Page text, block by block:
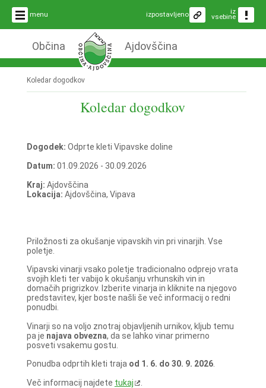
menu iz
vsebine
izpostavljeno
Občina Ajdovščina
Koledar dogodkov
Koledar dogodkov
Dogodek: Odprte kleti Vipavske doline
Datum: 01.09.2026 - 30.09.2026
Kraj: Ajdovščina
Lokacija: Ajdovščina, Vipava
Priložnosti za okušanje vipavskih vin pri vinarjih. Vse
poletje.
Vipavski vinarji vsako poletje tradicionalno odprejo vrata
svojih kleti ter vabijo k okušanju vrhunskih vin in
domačih prigrizkov. Izberite vinarja in kliknite na njegovo
predstavitev, kjer boste našli še več informacij o redni
ponudbi.
Vinarji so na voljo znotraj objavljenih urnikov, kljub temu
pa je najava obvezna, da se lahko vinar primerno
posveti vsakemu gostu.
Ponudba odprtih kleti traja od 1. 6. do 30. 9. 2026.
Več informacij najdete tukaj